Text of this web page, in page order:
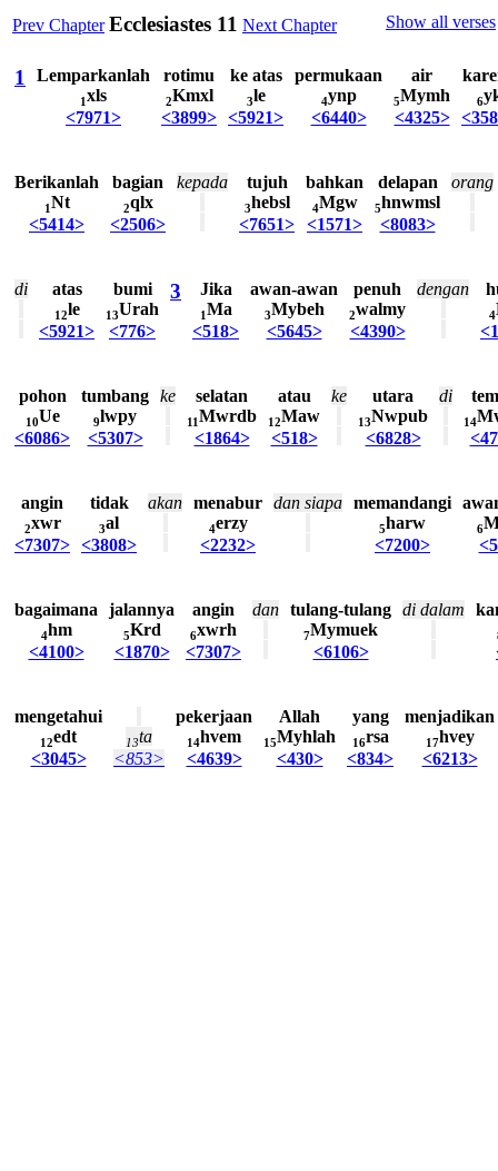
Prev Chapter Ecclesiastes 11 Next Chapter Show all verses
1 Lemparkanlah
1xls
<7971>
rotimu
2Kmxl
<3899>
ke atas
3le
<5921>
permukaan
4ynp
<6440>
air
5Mymh
<4325>
6
Berikanlah
1Nt
<5414>
bagian
2qlx
<2506>
kepada tujuh
3hebsl
<7651>
bahkan
4Mgw
<1571>
delapan
5hnwmsl
<8083>
orang
di atas
12le
<5921>
bumi
13Urah
<776>
3 Jika
1Ma
<518>
awan-awan
3Mybeh
<5645>
penuh
2walmy
<4390>
dengan
4
pohon
10Ue
<6086>
tumbang
9lwpy
<5307>
ke selatan
11Mwrdb
<1864>
atau
12Maw
<518>
ke utara
13Nwpub
<6828>
di
14
angin
2xwr
<7307>
tidak
3al
<3808>
akan menabur
4erzy
<2232>
dan siapa memandangi
5harw
<7200>
6
bagaimana
4hm
<4100>
jalannya
5Krd
<1870>
angin
6xwrh
<7307>
dan tulang-tulang
7Mymuek
<6106>
di dalam
mengetahui
12edt
<3045>
13ta
<853>
pekerjaan
14hvem
<4639>
Allah
15Myhlah
<430>
yang
16rsa
<834>
menjadikan
17hvey
<6213>